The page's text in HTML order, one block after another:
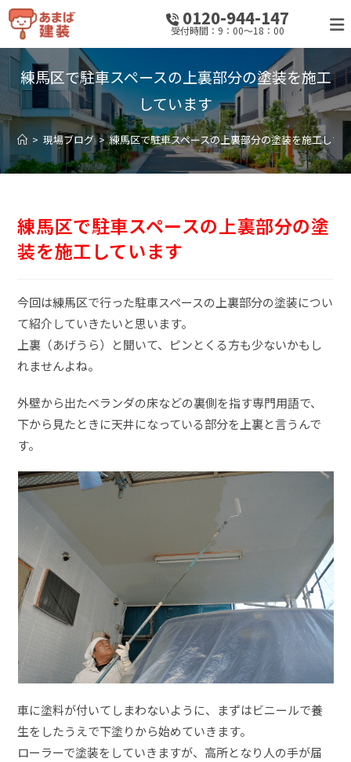
0120-944-147
受付時間：9：00～18：00
練馬区で駐車スペースの上裏部分の塗装を施工
しています
> 現場ブログ > 練馬区で駐車スペースの上裏部分の塗装を施工して
練馬区で駐車スペースの上裏部分の塗
装を施工しています
今回は練馬区で行った駐車スペースの上裏部分の塗装につい
て紹介していきたいと思います。
上裏（あげうら）と聞いて、ピンとくる方も少ないかもし
れませんよね。
外壁から出たベランダの床などの裏側を指す専門用語で、
下から見たときに天井になっている部分を上裏と言うんで
す。
車に塗料が付いてしまわないように、まずはビニールで養
生をしたうえで下塗りから始めていきます。
ローラーで塗装をしていきますが、高所となり人の手が届